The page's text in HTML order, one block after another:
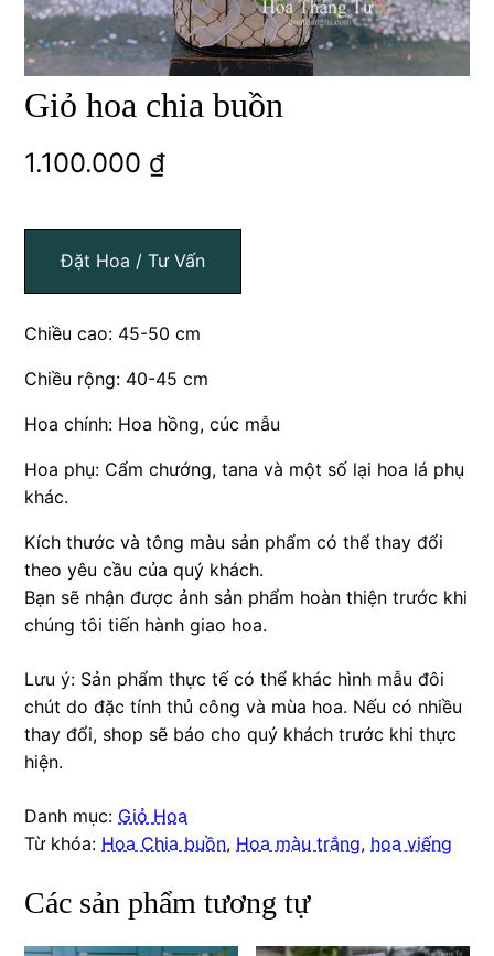
Giỏ hoa chia buồn
1.100.000 ₫
Đặt Hoa / Tư Vấn
Chiều cao: 45-50 cm
Chiều rộng: 40-45 cm
Hoa chính: Hoa hồng, cúc mẫu
Hoa phụ: Cẩm chướng, tana và một số lại hoa lá phụ
khác.
Kích thước và tông màu sản phẩm có thể thay đổi
theo yêu cầu của quý khách.
Bạn sẽ nhận được ảnh sản phẩm hoàn thiện trước khi
chúng tôi tiến hành giao hoa.
Lưu ý: Sản phẩm thực tế có thể khác hình mẫu đôi
chút do đặc tính thủ công và mùa hoa. Nếu có nhiều
thay đổi, shop sẽ báo cho quý khách trước khi thực
hiện.
Danh mục: Giỏ Hoa
Từ khóa: Hoa Chia buồn, Hoa màu trắng, hoa viếng
Các sản phẩm tương tự